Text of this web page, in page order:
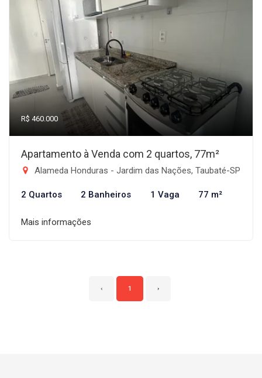
R$ 460.000
Apartamento à Venda com 2 quartos, 77m²
Alameda Honduras - Jardim das Nações, Taubaté-SP
2 Quartos 2 Banheiros 1 Vaga 77 m²
Mais informações
‹ 1 ›